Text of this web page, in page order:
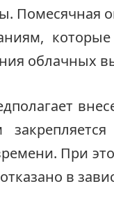
Помесячная
облачных
При
в